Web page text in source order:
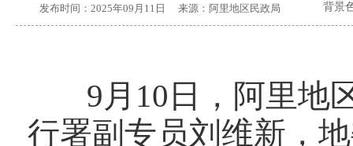
发布时间： 2025年09月11日 来源： 阿里地区民政局 背景
9月10日，阿里地
行署副专员刘维新，